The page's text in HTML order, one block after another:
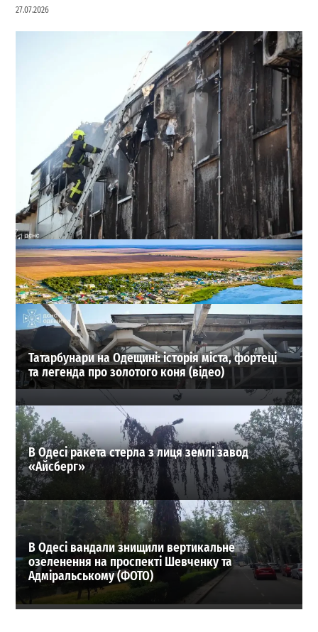
27.07.2026
На Миколаївській дорозі в Одесі гасили масштабну
пожежу на складі (фото, відео)
0
02.08.2026
ВИБІР РЕДАКЦІЇ
Татарбунари на Одещині: історія міста, фортеці
та легенда про золотого коня (відео)
В Одесі ракета стерла з лиця землі завод
«Айсберг»
В Одесі вандали знищили вертикальне
озеленення на проспекті Шевченку та
Адміральському (ФОТО)